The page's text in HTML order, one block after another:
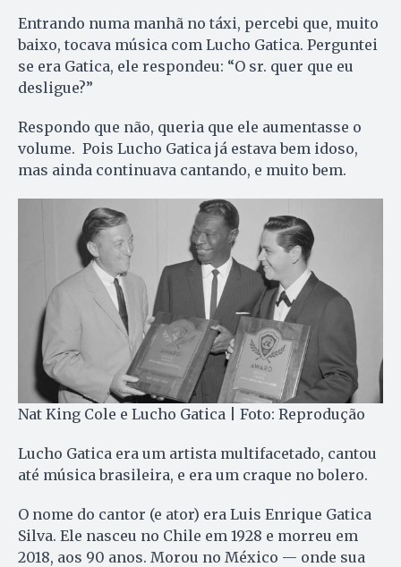
Entrando numa manhã no táxi, percebi que, muito
baixo, tocava música com Lucho Gatica. Perguntei
se era Gatica, ele respondeu: “O sr. quer que eu
desligue?”
Respondo que não, queria que ele aumentasse o
volume. Pois Lucho Gatica já estava bem idoso,
mas ainda continuava cantando, e muito bem.
Nat King Cole e Lucho Gatica | Foto: Reprodução
Lucho Gatica era um artista multifacetado, cantou
até música brasileira, e era um craque no bolero.
O nome do cantor (e ator) era Luis Enrique Gatica
Silva. Ele nasceu no Chile em 1928 e morreu em
2018, aos 90 anos. Morou no México — onde sua